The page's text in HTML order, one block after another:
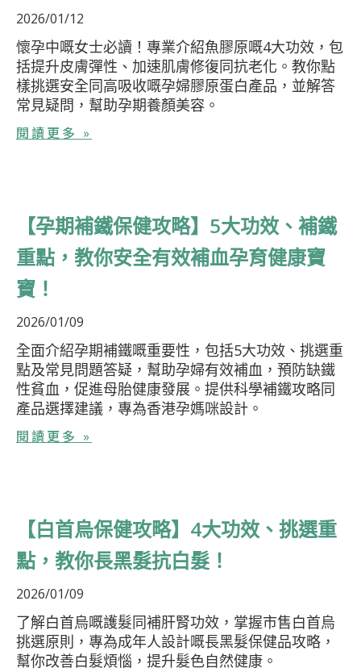
2026/01/12
懷孕中嘅女士必讀！專業介紹魚膠原嘅4大功效，包
括提升皮膚彈性、加速肌膚修復同抗老化。教你點
樣挑選安全同高吸收嘅孕婦膠原蛋白產品，並解答
常見疑問，幫助孕期養顏美容。
閱讀更多 »
【孕期補鐵保健攻略】5大功效、補鐵
重點，教你安全有效補血孕育健康寶
寶！
2026/01/09
全面介紹孕期補鐵嘅重要性，包括5大功效、挑選重
點及常見問題答疑，幫助孕婦有效補血，預防缺鐵
性貧血，促進母胎健康發展。提供科學補鐵攻略同
產品選擇建議，專為香港孕媽咪設計。
閱讀更多 »
【白首烏保健攻略】4大功效、挑選重
點，教你長黑髮抗白髮！
2026/01/09
了解白首烏嘅護髮同補肝腎功效，掌握市售白首烏
挑選原則，專為成年人設計嘅長黑髮保健品攻略，
幫你改善白髮煩惱，提升髮色自然健康。